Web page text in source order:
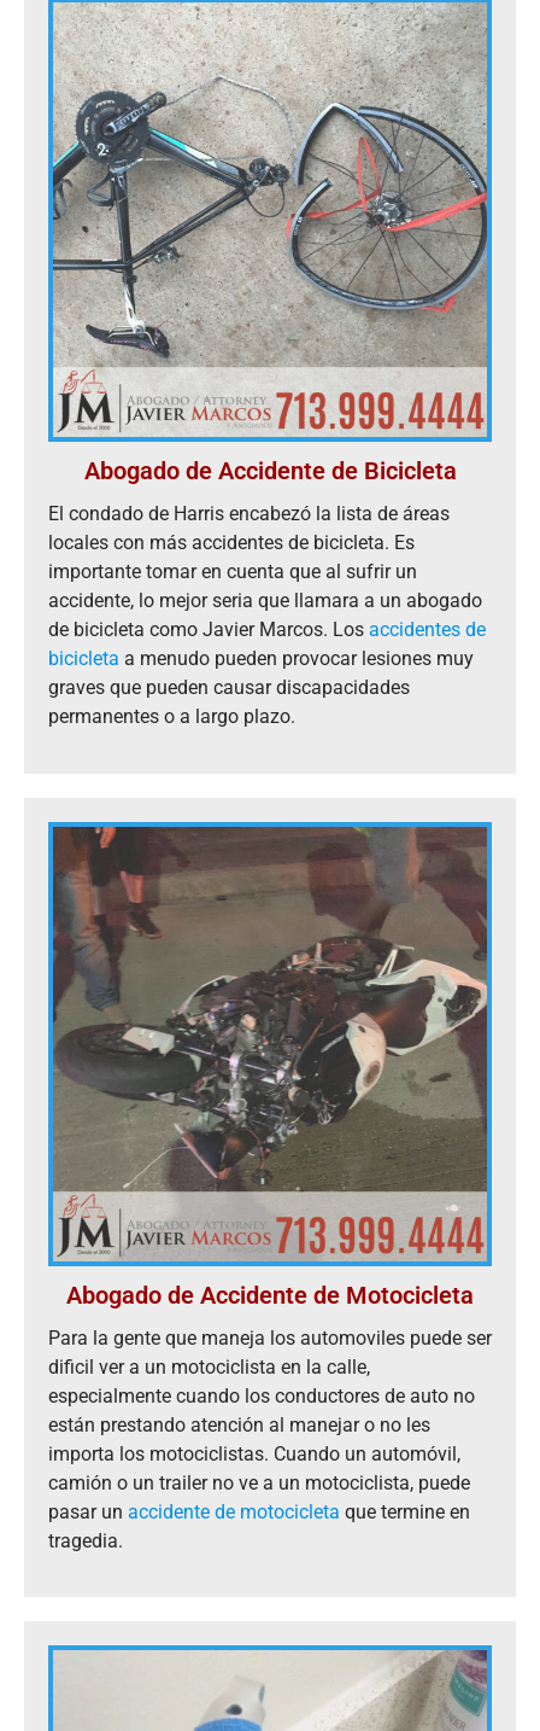
Abogado de Accidente de Bicicleta
El condado de Harris encabezó la lista de áreas
locales con más accidentes de bicicleta. Es
importante tomar en cuenta que al sufrir un
accidente, lo mejor seria que llamara a un abogado
de bicicleta como Javier Marcos. Los accidentes de
bicicleta a menudo pueden provocar lesiones muy
graves que pueden causar discapacidades
permanentes o a largo plazo.
Abogado de Accidente de Motocicleta
Para la gente que maneja los automoviles puede ser
dificil ver a un motociclista en la calle,
especialmente cuando los conductores de auto no
están prestando atención al manejar o no les
importa los motociclistas. Cuando un automóvil,
camión o un trailer no ve a un motociclista, puede
pasar un accidente de motocicleta que termine en
tragedia.